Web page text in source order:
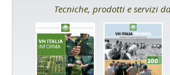
Tecniche, prodotti e servizi